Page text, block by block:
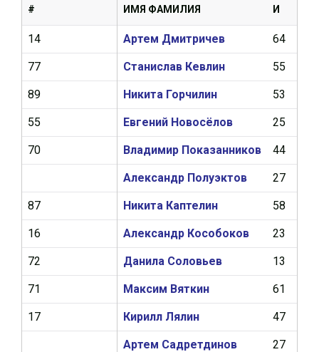
ИМЯ ФАМИЛИЯ И
Артем Дмитричев 64
Станислав Кевлин 55
Никита Горчилин 53
Евгений Новосёлов 25
Владимир Показанников 44
Александр Полуэктов 27
Никита Каптелин 58
Александр Кособоков 23
Данила Соловьев 13
Максим Вяткин 61
Кирилл Лялин 47
Артем Садретдинов 27
#
14
77
89
55
70
87
16
72
71
17